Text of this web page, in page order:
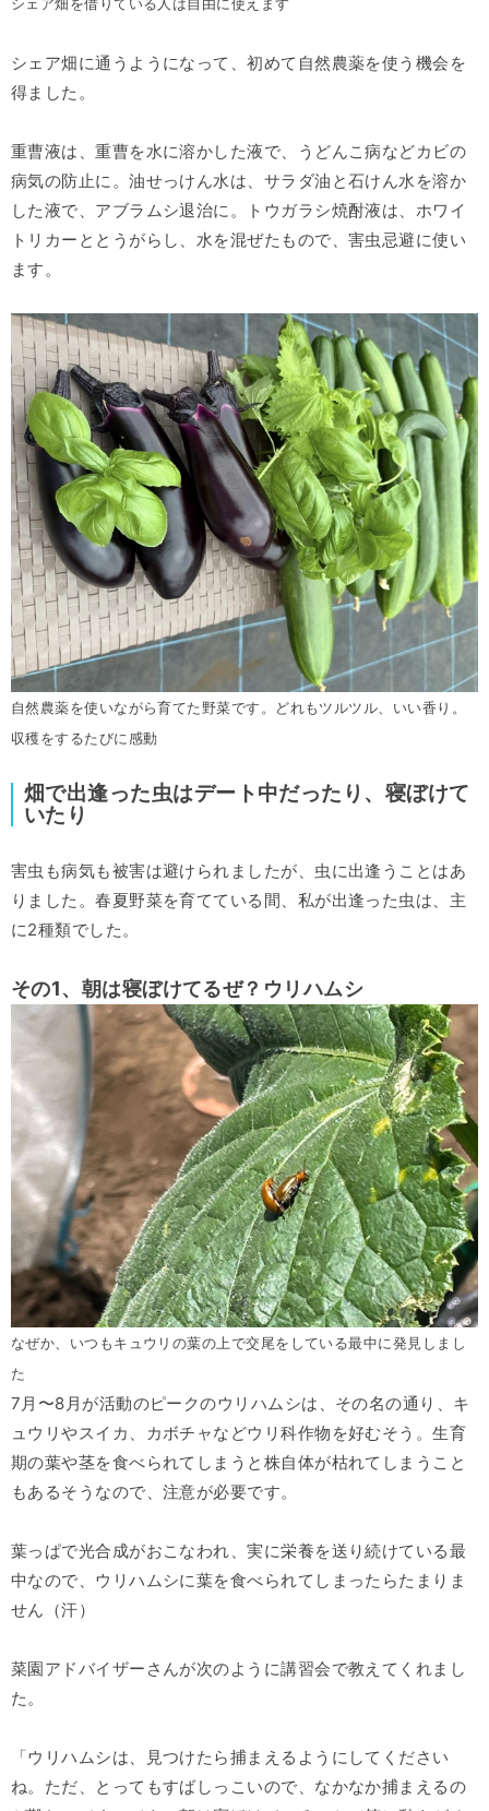
シェア畑を借りている人は自由に使えます
シェア畑に通うようになって、初めて自然農薬を使う機会を
得ました。
重曹液は、重曹を水に溶かした液で、うどんこ病などカビの
病気の防止に。油せっけん水は、サラダ油と石けん水を溶か
した液で、アブラムシ退治に。トウガラシ焼酎液は、ホワイ
トリカーととうがらし、水を混ぜたもので、害虫忌避に使い
ます。
自然農薬を使いながら育てた野菜です。どれもツルツル、いい香り。
収穫をするたびに感動
畑で出逢った虫はデート中だったり、寝ぼけて
いたり
害虫も病気も被害は避けられましたが、虫に出逢うことはあ
りました。春夏野菜を育てている間、私が出逢った虫は、主
に2種類でした。
その1、朝は寝ぼけてるぜ？ウリハムシ
なぜか、いつもキュウリの葉の上で交尾をしている最中に発見しまし
た
7月〜8月が活動のピークのウリハムシは、その名の通り、キ
ュウリやスイカ、カボチャなどウリ科作物を好むそう。生育
期の葉や茎を食べられてしまうと株自体が枯れてしまうこと
もあるそうなので、注意が必要です。
葉っぱで光合成がおこなわれ、実に栄養を送り続けている最
中なので、ウリハムシに葉を食べられてしまったらたまりま
せん（汗）
菜園アドバイザーさんが次のように講習会で教えてくれまし
た。
「ウリハムシは、見つけたら捕まえるようにしてください
ね。ただ、とってもすばしっこいので、なかなか捕まえるの